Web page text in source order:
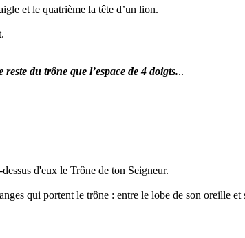
et le quatrième la tête d’un lion.
du trône que l’espace de 4 doigts...
d'eux le Trône de ton Seigneur.
qui portent le trône : entre le lobe de son oreille